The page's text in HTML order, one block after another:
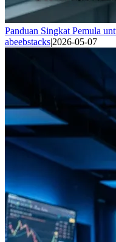
Panduan Singkat Pemula
abeebstacks|2026-05-07